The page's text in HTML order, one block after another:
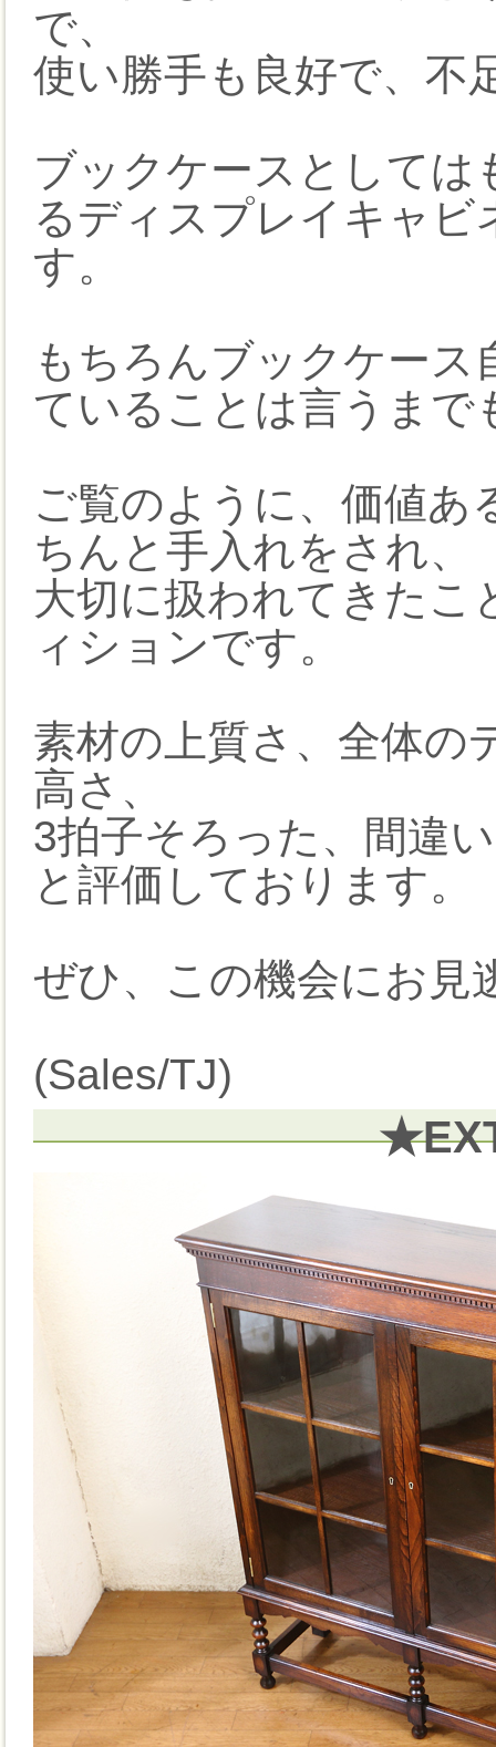
で、
使い勝手も良好で、不
ブックケースとしては
るディスプレイキャ
す。
もちろんブックケー
ていることは言うまで
ご覧のように、価値あ
ちんと手入れをされ、
大切に扱われてきたこ
ィションです。
素材の上質さ、全体の
高さ、
3拍子そろった、間違
と評価しております。
ぜひ、この機会にお見
(Sales/TJ)